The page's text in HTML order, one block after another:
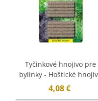
Tyčinkové hnojivo pre
bylinky - Hoštické
- 10 ks
4,08 €